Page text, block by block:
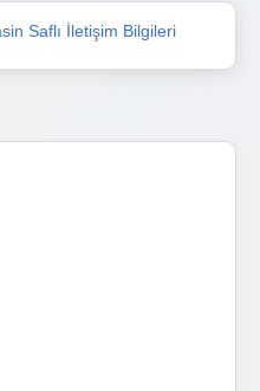
Saflı İletişim Bilgileri